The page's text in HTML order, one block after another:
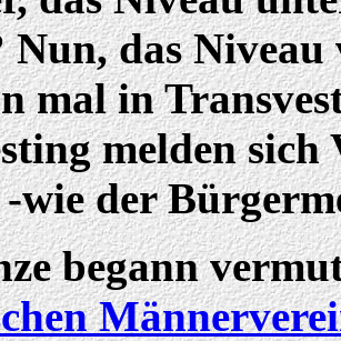
Nun, das
mal in
melden
-wie der
begann